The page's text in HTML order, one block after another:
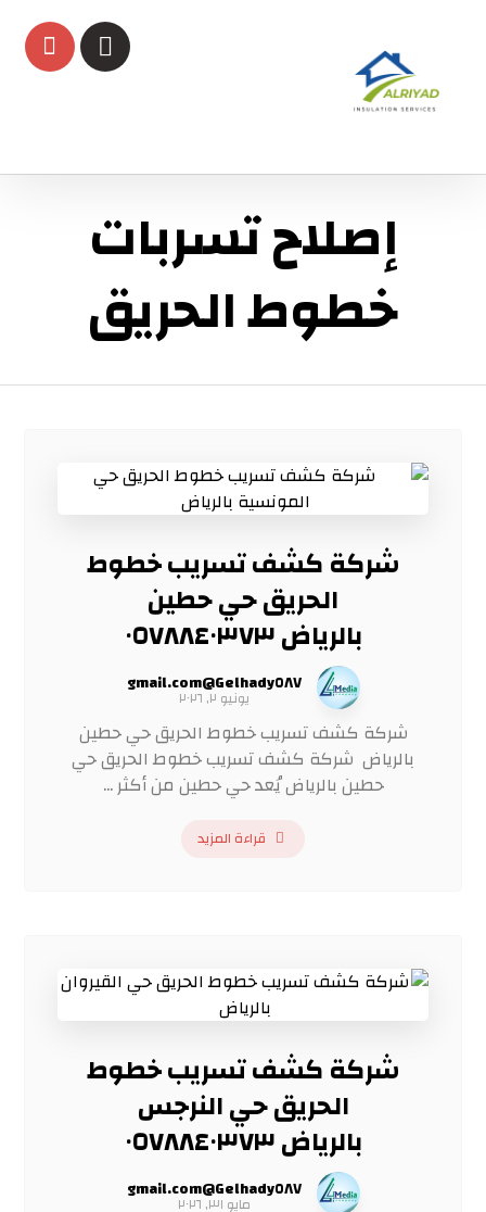
إصلاح تسربات
خطوط الحريق
شركة كشف تسريب خطوط
الحريق حي حطين
بالرياض ٠٥٧٨٨٤٠٣٧٣
Gelhady٥٨٧@gmail.com
يونيو ٢, ٢٠٢٦
شركة كشف تسريب خطوط الحريق حي حطين
بالرياض شركة كشف تسريب خطوط الحريق حي
حطين بالرياض يُعد حي حطين من أكثر ...
قراءة المزيد
شركة كشف تسريب خطوط
الحريق حي النرجس
بالرياض ٠٥٧٨٨٤٠٣٧٣
Gelhady٥٨٧@gmail.com
مايو ٣١, ٢٠٢٦